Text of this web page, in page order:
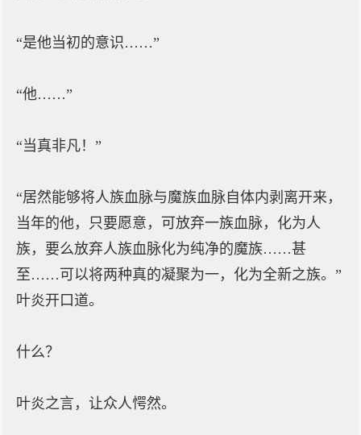
“是他当初的意识……”
“他……”
“当真非凡！”
“居然能够将人族血脉与魔族血脉自体内剥离开来，
当年的他，只要愿意，可放弃一族血脉，化为人
族，要么放弃人族血脉化为纯净的魔族……甚
至……可以将两种真的凝聚为一，化为全新之族。”
叶炎开口道。
什么？
叶炎之言，让众人愕然。